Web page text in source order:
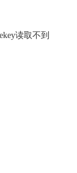
读取不到